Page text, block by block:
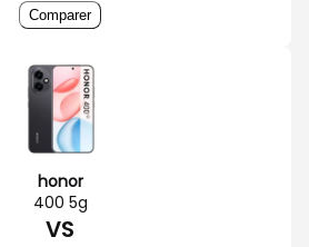
Comparer
honor
400 5g
VS